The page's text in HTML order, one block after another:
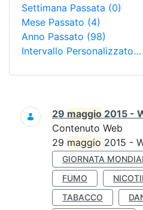
Settimana Passata (0)
Mese Passato (4)
Anno Passato (98)
Intervallo Personalizzato…
Ricerca
29 maggio 2015 -
Contenuto Web
29 maggio 2015 -
GIORNATA
FUMO
TABACCO